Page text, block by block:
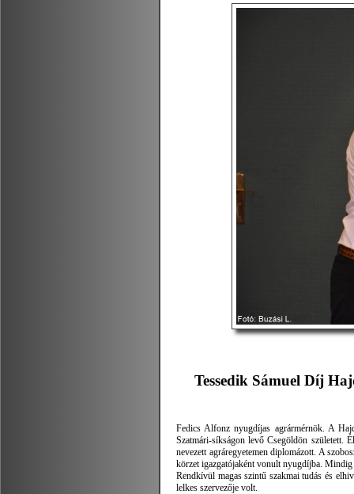
Tessedik Sámuel Díj
Fedics Alfonz nyugdíjas agrármérnök. A
Szatmári-síkságon levő Csegöldön született.
nevezett agráregyetemen diplomázott. A
körzet igazgatójaként vonult nyugdíjba. Mindig
Rendkívül magas szintű szakmai tudás és
lelkes szervezője volt.